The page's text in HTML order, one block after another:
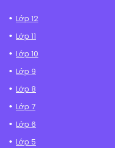
Lớp 12
Lớp 11
Lớp 10
Lớp 9
Lớp 8
Lớp 7
Lớp 6
Lớp 5